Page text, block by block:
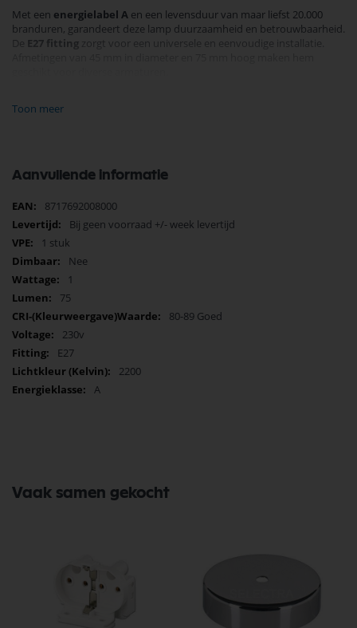
Met een energielabel A en een levensduur van maar liefst 20.000
branduren, garandeert deze lamp duurzaamheid en betrouwbaarheid.
De E27 fitting zorgt voor een universele en eenvoudige installatie.
vertrouwen in de kwaliteitsmerken van Hope. Vervang uw oude
Bestel nu en profiteer van onze snelle levering!
Toon meer
Aanvullende informatie
Meer
informatie
8717692008000
Bij geen voorraad +/- week levertijd
1 stuk
Nee
1
75
80-89 Goed
230v
E27
2200
A
Vaak samen gekocht